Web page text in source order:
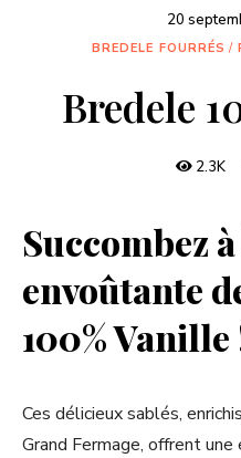
20
BREDELE FOURRÉS /
Bredele
2.3K
Succombez
envoûtante
100% Vanille
Ces délicieux sablés,
Grand Fermage, offrent